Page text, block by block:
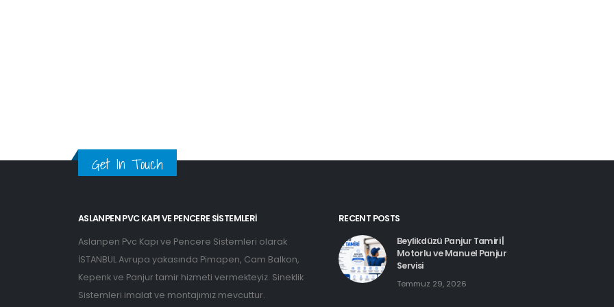
Get In Touch
ASLANPEN PVC KAPI VE PENCERE SISTEMLERI
Aslanpen Pvc Kapı ve Pencere Sistemleri olarak
İSTANBUL Avrupa yakasında Pimapen, Cam Balkon,
Kepenk ve Panjur tamir hizmeti vermekteyiz. Sineklik
Sistemleri imalat ve montajımız mevcuttur.
RECENT POSTS
Beylikdüzü Panjur Tamiri |
Motorlu ve Manuel Panjur
Servisi
Temmuz 29, 2026